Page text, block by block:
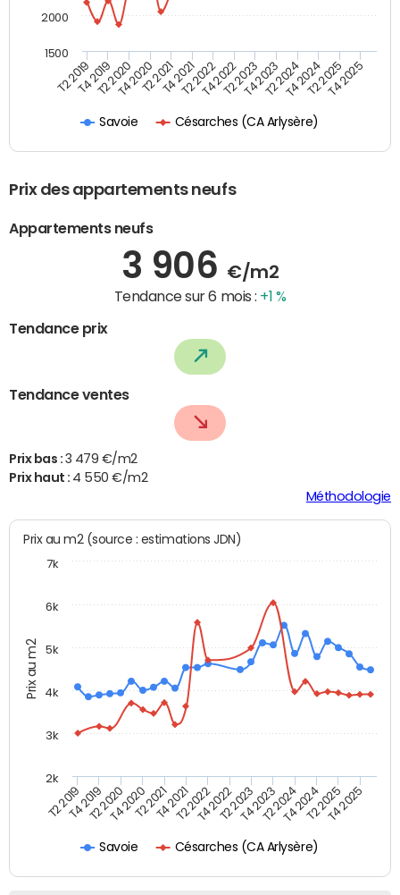
Savoie Césarches (CA Arlysère)
T2 2019T4 2019T2 2020T4 2020T2 2021T4 2021T2 2022T4 2022T2 2023T4 2023T2 2024T4 2024T2 2025T4 2025
1500
2000
Prix des appartements neufs
Appartements neufs
3 906 €/m2
Tendance sur 6 mois : +1 %
Tendance prix
Tendance ventes
Prix bas : 3 479 €/m2
Prix haut : 4 550 €/m2
Méthodologie
Prix au m2
Prix au m2 (source : estimations JDN)
Savoie Césarches (CA Arlysère)
T2 2019T4 2019T2 2020T4 2020T2 2021T4 2021T2 2022T4 2022T2 2023T4 2023T2 2024T4 2024T2 2025T4 2025
2k
3k
4k
5k
6k
7k